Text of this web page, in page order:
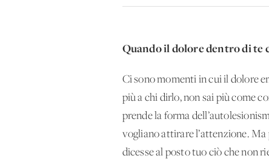
Quando il dolore dentro di te
Ci sono momenti in cui il dolore
più a chi dirlo, non sai più come
prende la forma
vogliano attirare l’attenzione.
dicesse al posto tuo ciò che non